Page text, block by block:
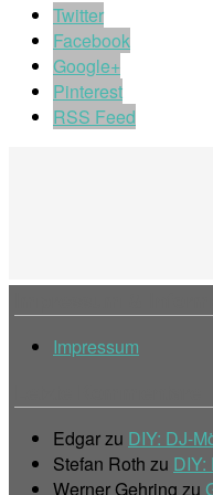
Twitter
Facebook
Google+
Pinterest
RSS Feed
Impressum
Edgarzu DIY: DJ-
Stefan Roth zu DIY:
Werner Gehring zu